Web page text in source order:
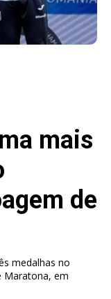
mais
de
medalhas no
Maratona, em